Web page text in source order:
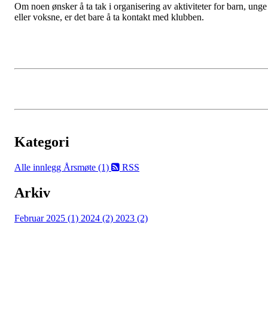
Om noen ønsker å ta tak i organisering av aktiviteter for barn, unge
eller voksne, er det bare å ta kontakt med klubben.
Kategori
Alle innlegg Årsmøte (1) RSS
Arkiv
Februar 2025 (1) 2024 (2) 2023 (2)